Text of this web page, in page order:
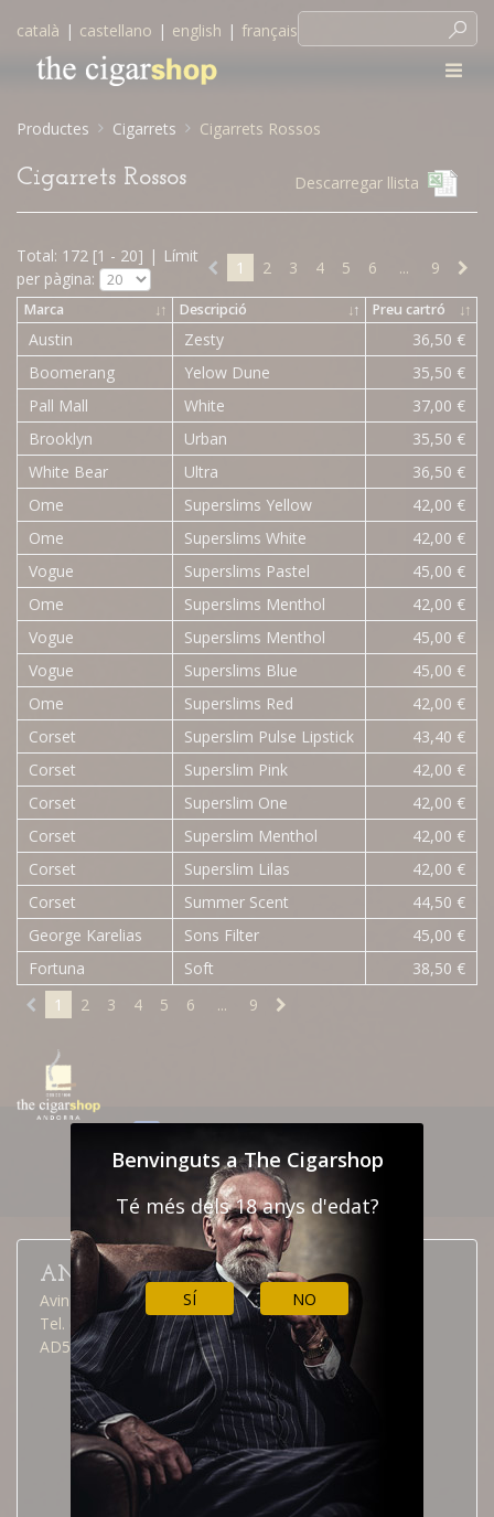
Benvinguts a The Cigarshop
Té més dels 18 anys d'edat?
SÍ NO
català | castellano | english | français
Productes Cigarrets Cigarrets Rossos
Cigarrets Rossos Descarregar llista
Total: 172 [1 - 20] | Límit
per pàgina:
1 2 3 4 5 6 ... 9
↓↑
Marca ↓↑
Descripció ↓↑
Preu cartró
Austin Zesty
36,50 €
Boomerang
Yelow Dune
35,50 €
Pall Mall
White
37,00 €
Brooklyn
Urban
35,50 €
White Bear
Ultra
36,50 €
Ome
Superslims Yellow
42,00 €
Ome
Superslims White
42,00 €
Vogue
Superslims Pastel
45,00 €
Ome
Superslims Menthol
42,00 €
Vogue
Superslims Menthol
45,00 €
Vogue
Superslims Blue
45,00 €
Ome
Superslims Red
42,00 €
Corset
Superslim Pulse Lipstick
43,40 €
Corset
Superslim Pink
42,00 €
Corset
Superslim One
42,00 €
Corset
Superslim Menthol
42,00 €
Corset
Superslim Lilas
42,00 €
Corset
Summer Scent
44,50 €
George Karelias
Sons Filter
45,00 €
Fortuna
Soft
38,50 €
1
2 3 4 5 6 ... 9
INFORMACIÓ ADUANES
ANDORRA LA VELLA
Avinguda Meritxell, 40
Tel. (376) 826 515
AD500 Andorra la Vella